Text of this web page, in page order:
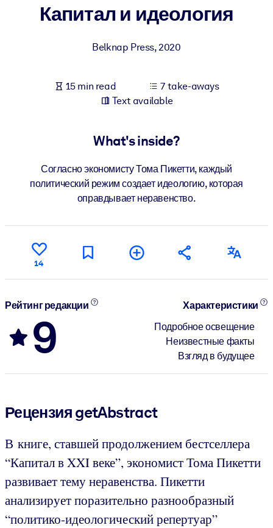
For Corporate Libraries
Fuel your AI systems with reliable, structured knowledge to
outputs.
Капитал и идеология
Belknap Press,2020
15 min read
7 take-aways
Text available
What's inside?
Согласно экономисту Тома Пикетти, каждый
политический режим создает идеологию, которая
оправдывает неравенство.
14
Рейтинг редакции
9
Характеристики
Подробное освещение
Неизвестные факты
Взгляд в будущее
Рецензия getAbstract
В книге, ставшей продолжением бестселлера
“Капитал в XXI веке”, экономист Тома Пикетти
развивает тему неравенства. Пикетти
анализирует поразительно разнообразный
“политико-идеологический репертуар”